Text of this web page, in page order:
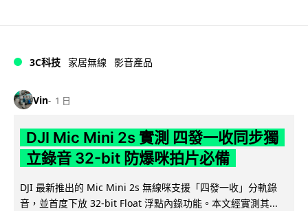
3C科技 家居無線 影音產品
Vin 1 日
DJI Mic Mini 2s 實測 四發一收同步獨
立錄音 32-bit 防爆咪拍片必備
DJI 最新推出的 Mic Mini 2s 無線咪支援「四發一收」分軌錄
音，並首度下放 32-bit Float 浮點內錄功能。本文經實測其...